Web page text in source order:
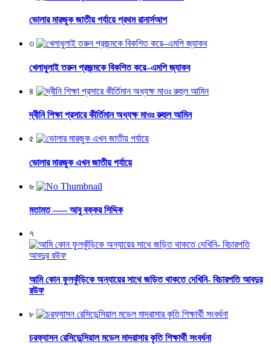
ভোলার মারজুক জাতীয় পর্যায়ে প্রথম রানার্সআপ
৩
খেলাধুলাই তরুন প্রজন্মকে বিকশিত করে–এমপি জ্যাকব
৪
দ্বীনি শিক্ষা প্রসারে কীর্তিমান অধ্যক্ষ মাওঃ রুহুল আমিন
৫
ভোলার মারজুক এখন জাতীয় পর্যায়ে
৬
মতামত —– আবু বক্কর সিদ্দিক
৭
আমি কোন ফুলকুঁড়িকে অন্যায়ের সাথে জড়িত থাকতে দেখিনি- বিচারপতি আবদুর
রউফ
৮
চরফ্যাসন রেসিডেন্সিয়াল মডেল মাদরাসার কৃতি শিক্ষার্থী সংবর্ধনা